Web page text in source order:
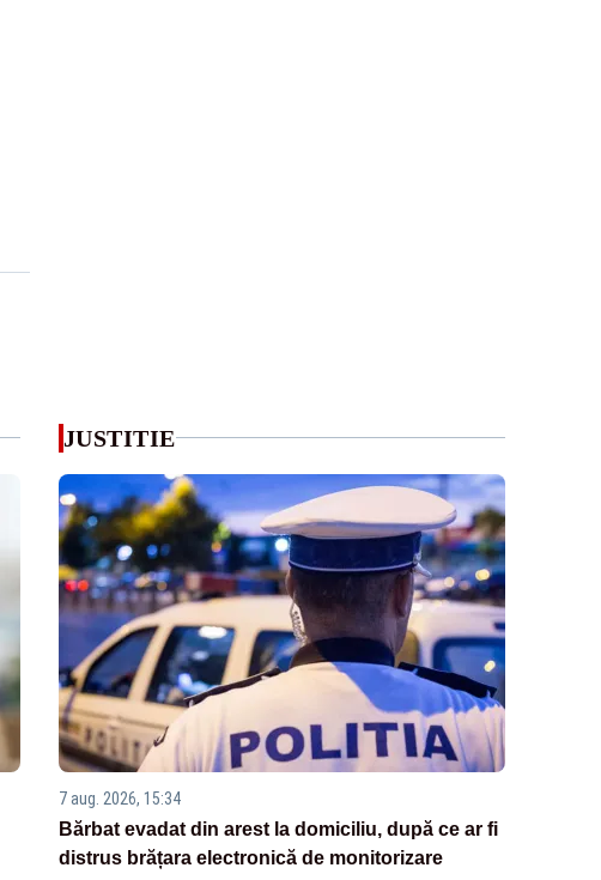
JUSTITIE
7 aug. 2026, 15:34
Bărbat evadat din arest la domiciliu, după ce ar fi
distrus brățara electronică de monitorizare